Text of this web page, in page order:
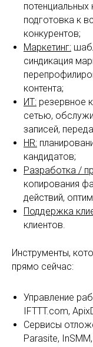
потенциальных
подготовка к
конкурентов;
Маркетинг:
синдикация
контента;
ИТ: резервное
сетью,
записей,
HR:
кандидатов;
Разработка /
копирования
действий,
Поддержка
клиентов.
Инструменты,
прямо сейчас:
Управление
IFTTT.com,
Сервисы
Parasite,